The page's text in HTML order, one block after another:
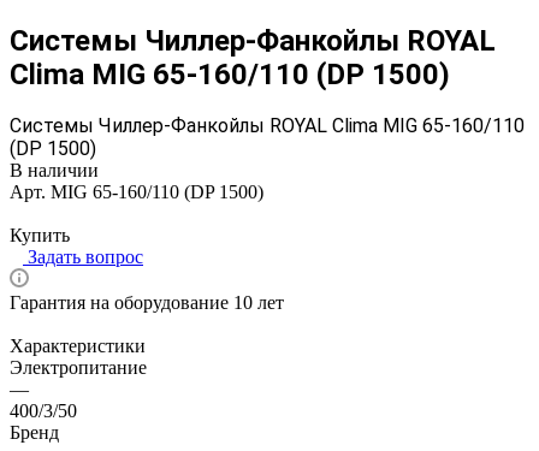
Системы Чиллер-Фанкойлы ROYAL
Clima MIG 65-160/110 (DP 1500)
Системы Чиллер-Фанкойлы ROYAL Clima MIG 65-160/110
(DP 1500)
В наличии
Арт. MIG 65-160/110 (DP 1500)
Купить
Задать вопрос
Гарантия на оборудование 10 лет
Характеристики
Электропитание
—
400/3/50
Бренд